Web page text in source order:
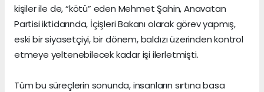
kişiler ile de, “kötü” eden Mehmet Şahin, Anavatan
Partisi iktidarında, İçişleri Bakanı olarak görev yapmış,
eski bir siyasetçiyi, bir dönem, baldızı üzerinden kontrol
etmeye yeltenebilecek kadar işi ilerletmişti.
Tüm bu süreçlerin sonunda, insanların sırtına basa